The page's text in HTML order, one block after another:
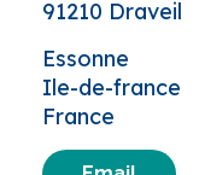
91210 Draveil
Essonne
Ile-de-france
France